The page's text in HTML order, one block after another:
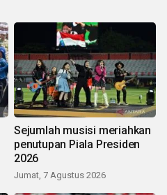
Sejumlah musisi meriahkan
penutupan Piala Presiden
2026
Jumat, 7 Agustus 2026